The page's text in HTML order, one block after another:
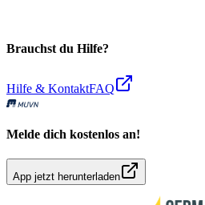
Brauchst du Hilfe?
Hilfe & KontaktFAQ
Melde dich kostenlos an!
App jetzt herunterladen